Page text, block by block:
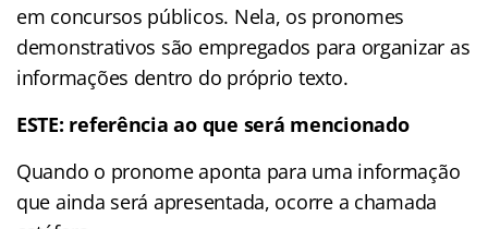
em concursos públicos. Nela, os pronomes
demonstrativos são empregados para organizar as
informações dentro do próprio texto.
ESTE: referência ao que será mencionado
Quando o pronome aponta para uma informação
que ainda será apresentada, ocorre a chamada